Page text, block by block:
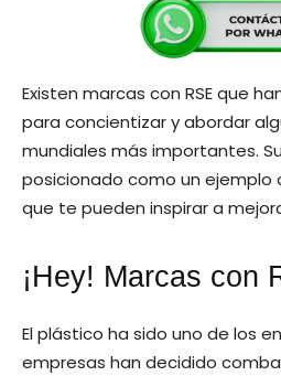
Existen marcas con RSE que
para concientizar y abordar
mundiales más importantes.
posicionado como un ejemplo
que te pueden inspirar a
¡Hey! Marcas con
El plástico ha sido uno de los
empresas han decidido